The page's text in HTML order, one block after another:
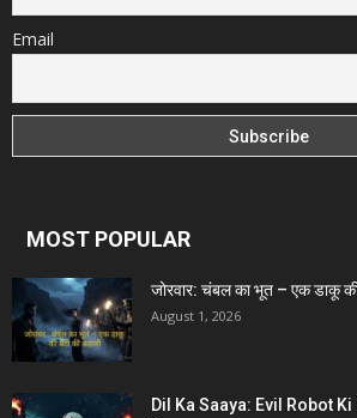
Email
MOST POPULAR
जोरवार: चंबल का भूत – एक डाकू की
August 1, 2026
Dil Ka Saaya: Evil Robot